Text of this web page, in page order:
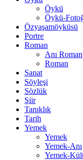
Öykü
Öykü-
Özyaşamöyküsü
Portre
Roman
Anı Roman
Roman
Sanat
Söyleşi
Sözlük
Şiir
Tanıklık
Tarih
Yemek
Yemek
Yemek-Anı
Yemek-